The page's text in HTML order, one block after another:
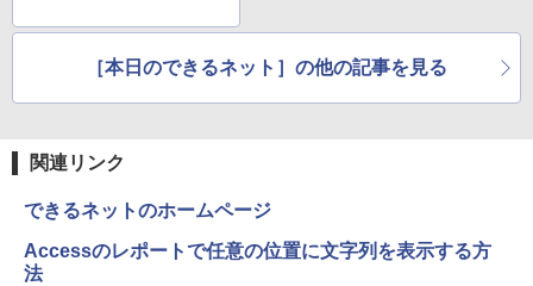
［本日のできるネット］の他の記事を見る
関連リンク
できるネットのホームページ
Accessのレポートで任意の位置に文字列を表示する方
法